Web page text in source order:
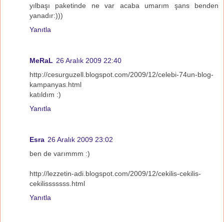
yılbaşı paketinde ne var acaba umarım şans benden
yanadır:)))
Yanıtla
MeRaL 26 Aralık 2009 22:40
http://cesurguzell.blogspot.com/2009/12/celebi-74un-blog-
kampanyas.html
katıldım :)
Yanıtla
Esra 26 Aralık 2009 23:02
ben de varımmm :)
http://lezzetin-adi.blogspot.com/2009/12/cekilis-cekilis-
cekilisssssss.html
Yanıtla